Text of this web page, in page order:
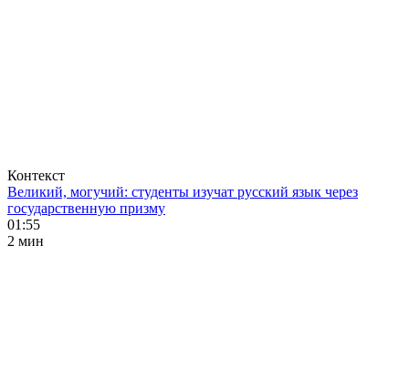
Контекст
Великий, могучий: студенты изучат русский язык через
государственную призму
01:55
2 мин